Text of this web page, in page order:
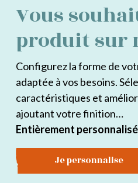
Vous
produit sur
Configurez la forme de
adaptée à vos besoins.
caractéristiques et
ajoutant votre finition…
Entièrement
Je personnalise